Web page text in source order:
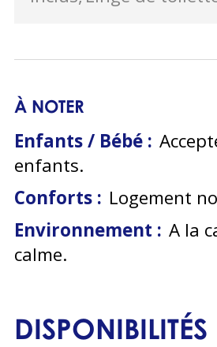
À NOTER
Enfants / Bébé :
enfants
Conforts : Logement
Environnement : A la
calme
DISPONIBILITÉS